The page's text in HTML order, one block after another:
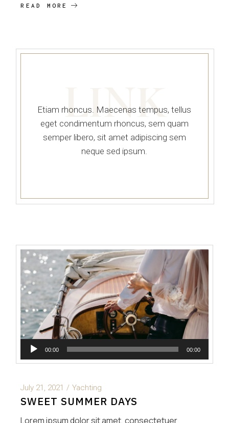
READ MORE
LINK
Etiam rhoncus. Maecenas tempus, tellus
eget condimentum rhoncus, sem quam
semper libero, sit amet adipiscing sem
neque sed ipsum.
Audio
Player
00:00 00:00
July 21, 2021 Yachting
SWEET SUMMER DAYS
Lorem ipsum dolor sit amet, consectetuer